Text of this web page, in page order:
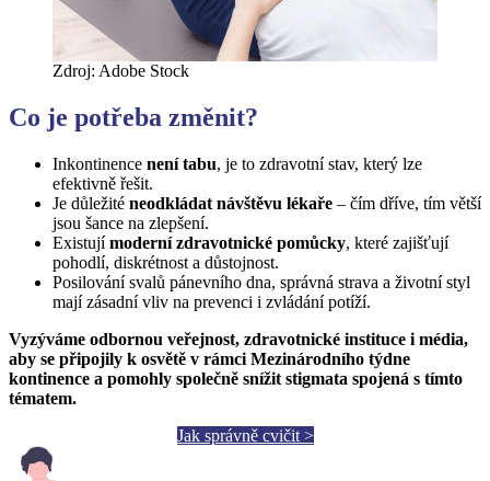
Zdroj: Adobe Stock
Co je potřeba změnit?
Inkontinence není tabu, je to zdravotní stav, který lze
efektivně řešit.
Je důležité neodkládat návštěvu lékaře – čím dříve, tím větší
jsou šance na zlepšení.
Existujímoderní zdravotnické pomůcky, které zajišťují
pohodlí, diskrétnost a důstojnost.
Posilování svalů pánevního dna, správná strava a životní styl
mají zásadní vliv na prevenci i zvládání potíží.
Vyzýváme odbornou veřejnost, zdravotnické instituce i média,
aby se připojily k osvětě v rámci Mezinárodního týdne
kontinence a pomohly společně snížit stigmata spojená s tímto
tématem.
Jak správně cvičit >